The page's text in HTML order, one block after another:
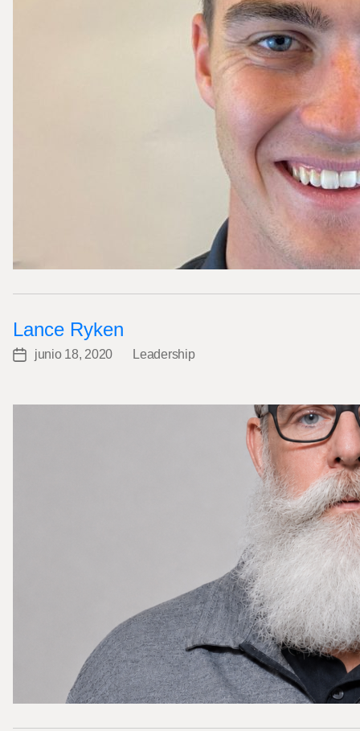
Lance Ryken
Postjunio 18, 2020
Categories
Leadership